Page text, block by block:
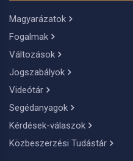
Magyarázatok
Fogalmak
Változások
Jogszabályok
Videótár
Segédanyagok
Kérdések-válaszok
Közbeszerzési Tudástár